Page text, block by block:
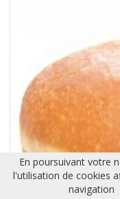
En poursuivant votre
l'utilisation de cookies
navigation